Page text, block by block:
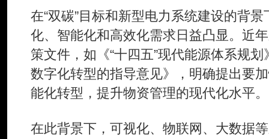
在“双碳”目标和新型电力系统建设的背
化、智能化和高效化需求日益凸显。近
策文件，如《“十四五”现代能源体系规
数字化转型的指导意见》，明确提出要
能化转型，提升物资管理的现代化水平。
在此背景下，可视化、物联网、大数据